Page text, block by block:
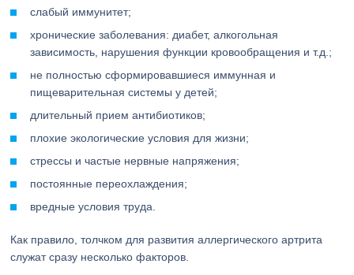
слабый иммунитет;
хронические заболевания: диабет, алкогольная
зависимость, нарушения функции кровообращения и т.д.;
не полностью сформировавшиеся иммунная и
пищеварительная системы у детей;
длительный прием антибиотиков;
плохие экологические условия для жизни;
стрессы и частые нервные напряжения;
постоянные переохлаждения;
вредные условия труда.
Как правило, толчком для развития аллергического артрита
служат сразу несколько факторов.